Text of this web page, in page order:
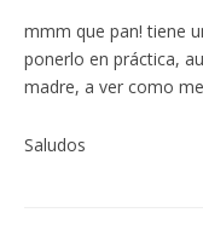
mmm que pan! tiene
ponerlo en práctica,
madre, a ver como
Saludos